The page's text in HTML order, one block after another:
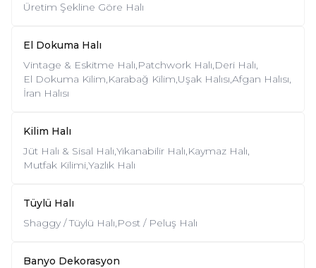
Üretim Şekline Göre Halı
El Dokuma Halı
Vintage & Eskitme Halı,Patchwork Halı,Deri Halı,
El Dokuma Kilim,Karabağ Kilim,Uşak Halısı,Afgan Halısı,
İran Halısı
Kilim Halı
Jüt Halı & Sisal Halı,Yıkanabilir Halı,Kaymaz Halı,
Mutfak Kilimi,Yazlık Halı
Tüylü Halı
Shaggy / Tüylü Halı,Post / Peluş Halı
Banyo Dekorasyon